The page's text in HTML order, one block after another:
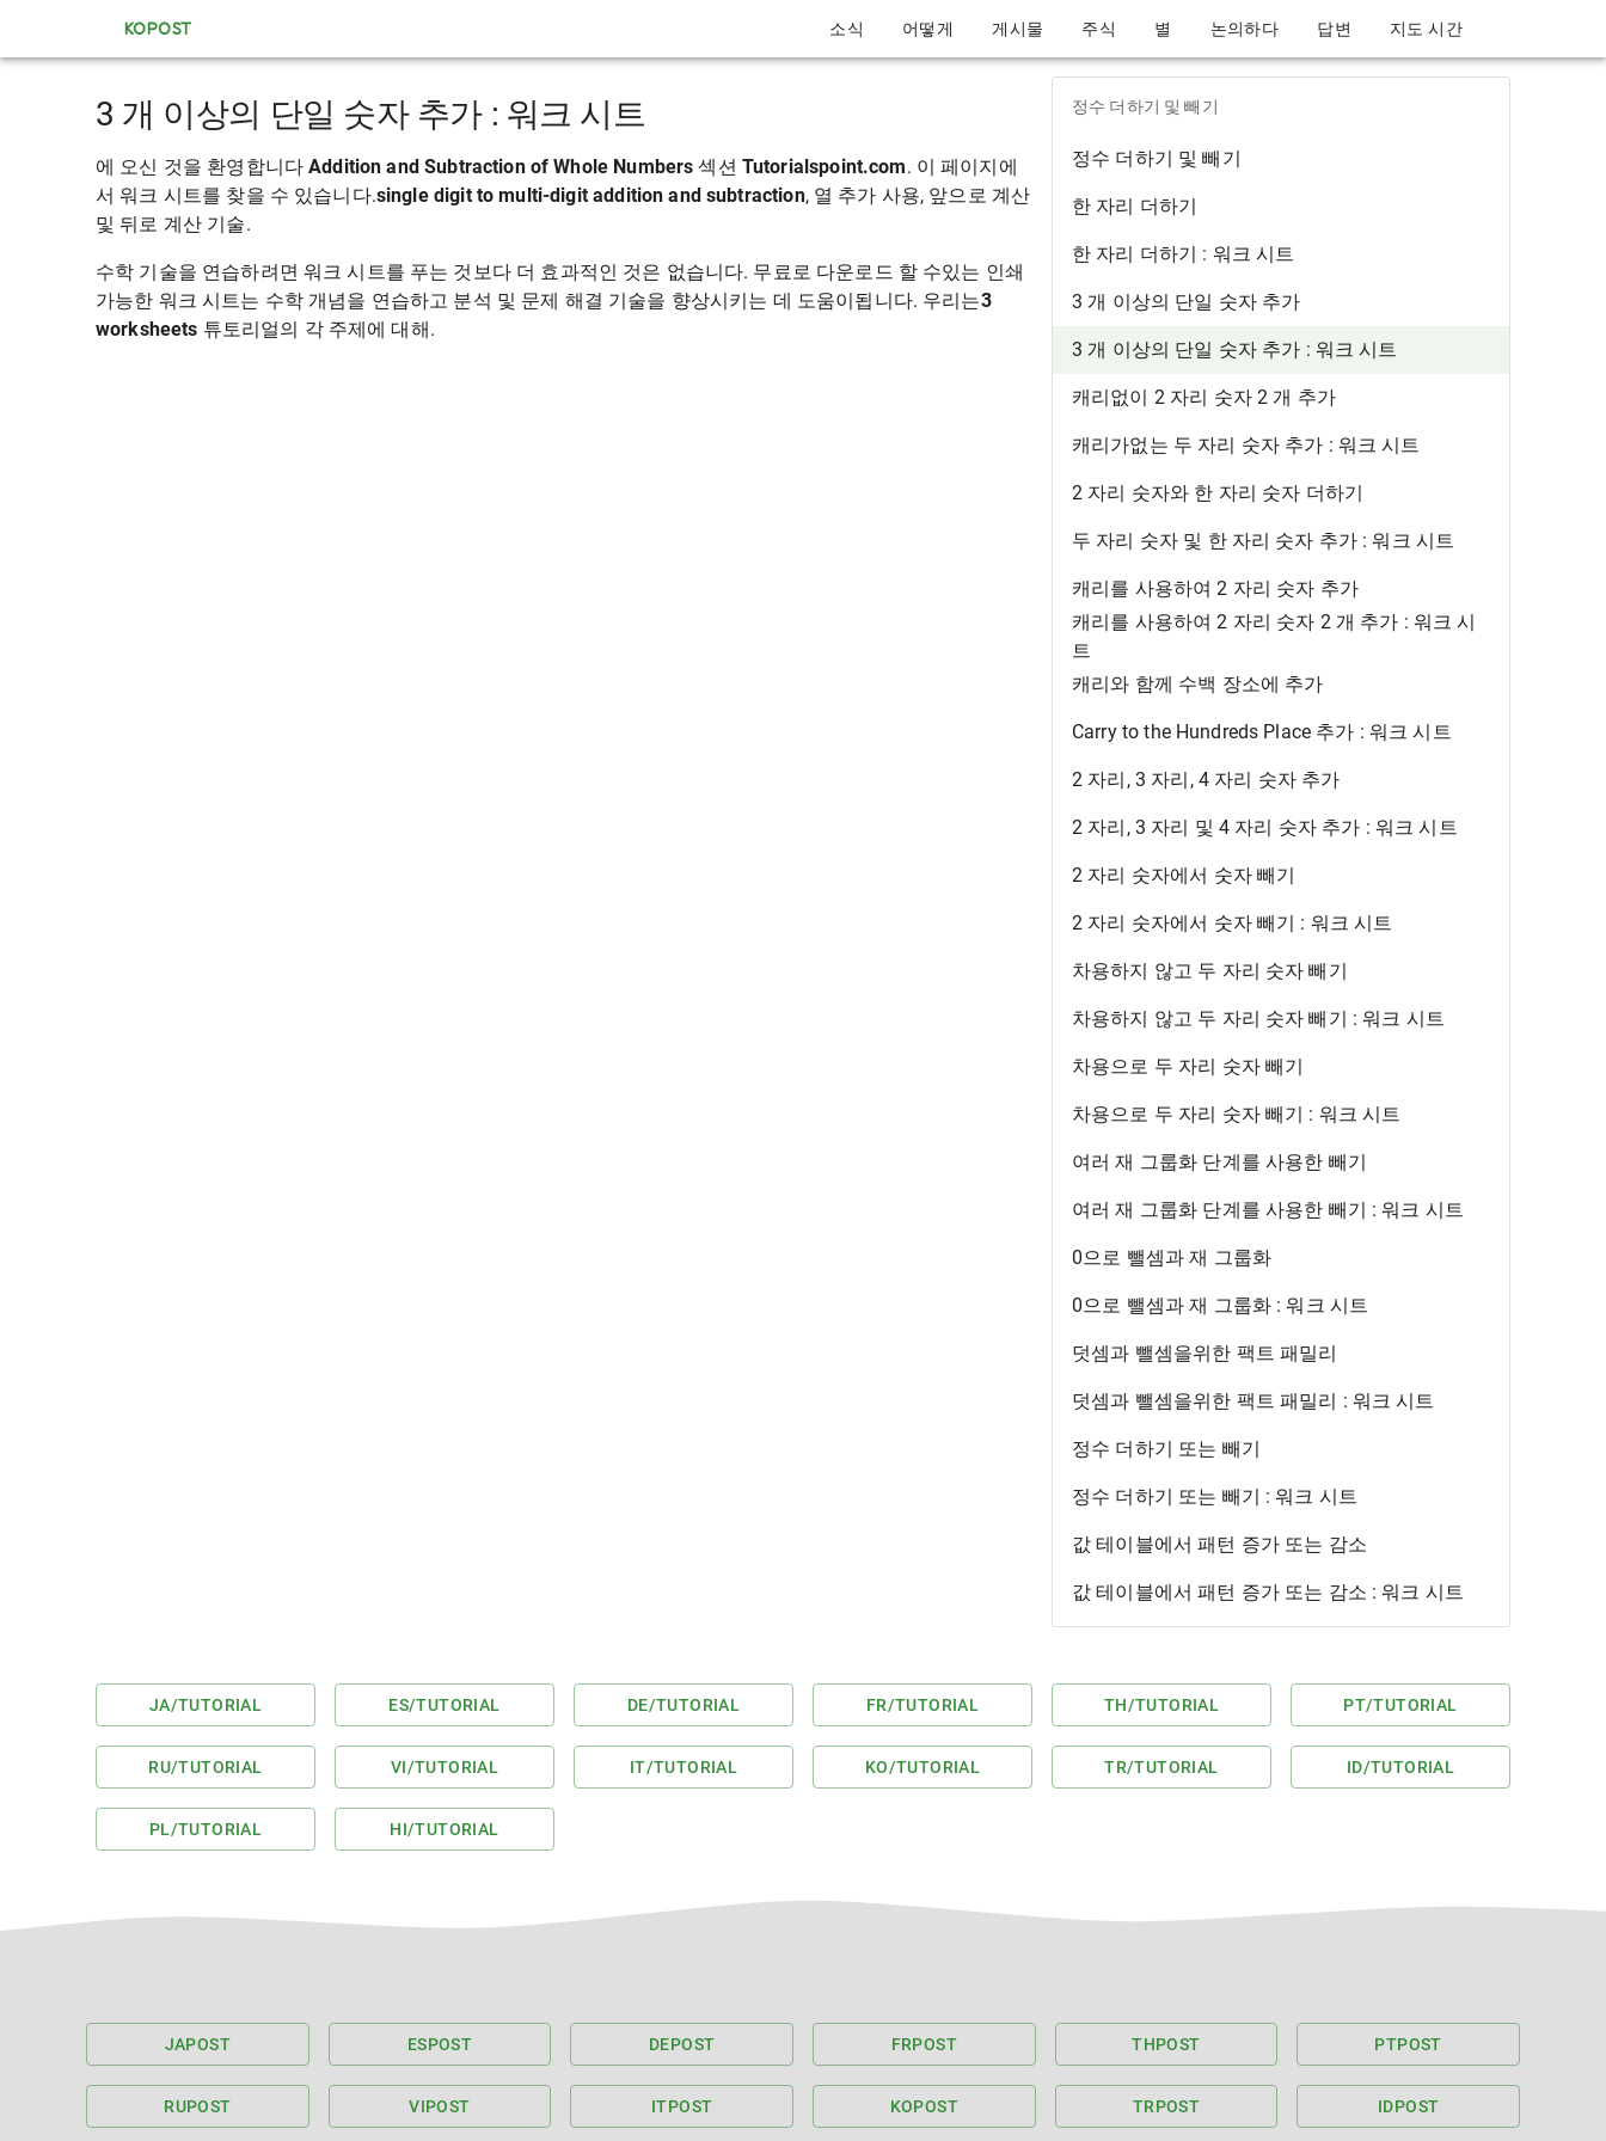
KOPOST 소식 어떻게 게시물 주식 별 논의하다 답변 지도 시간
3 개 이상의 단일 숫자 추가 : 워크 시트
에 오신 것을 환영합니다Addition and Subtraction of Whole Numbers 섹션 Tutorialspoint.com. 이 페이지에
서 워크 시트를 찾을 수 있습니다.single digit to multi-digit addition and subtraction, 열 추가 사용, 앞으로 계산
및 뒤로 계산 기술.
수학 기술을 연습하려면 워크 시트를 푸는 것보다 더 효과적인 것은 없습니다. 무료로 다운로드 할 수있는 인쇄
가능한 워크 시트는 수학 개념을 연습하고 분석 및 문제 해결 기술을 향상시키는 데 도움이됩니다. 우리는3
worksheets 튜토리얼의 각 주제에 대해.
정수 더하기 및 빼기
정수 더하기 및 빼기
한 자리 더하기
한 자리 더하기 : 워크 시트
3 개 이상의 단일 숫자 추가
3 개 이상의 단일 숫자 추가 : 워크 시트
캐리없이 2 자리 숫자 2 개 추가
캐리가없는 두 자리 숫자 추가 : 워크 시트
2 자리 숫자와 한 자리 숫자 더하기
두 자리 숫자 및 한 자리 숫자 추가 : 워크 시트
캐리를 사용하여 2 자리 숫자 추가
캐리를 사용하여 2 자리 숫자 2 개 추가 : 워크 시
트
캐리와 함께 수백 장소에 추가
Carry to the Hundreds Place 추가 : 워크 시트
2 자리, 3 자리, 4 자리 숫자 추가
2 자리, 3 자리 및 4 자리 숫자 추가 : 워크 시트
2 자리 숫자에서 숫자 빼기
2 자리 숫자에서 숫자 빼기 : 워크 시트
차용하지 않고 두 자리 숫자 빼기
차용하지 않고 두 자리 숫자 빼기 : 워크 시트
차용으로 두 자리 숫자 빼기
차용으로 두 자리 숫자 빼기 : 워크 시트
여러 재 그룹화 단계를 사용한 빼기
여러 재 그룹화 단계를 사용한 빼기 : 워크 시트
0으로 뺄셈과 재 그룹화
0으로 뺄셈과 재 그룹화 : 워크 시트
덧셈과 뺄셈을위한 팩트 패밀리
덧셈과 뺄셈을위한 팩트 패밀리 : 워크 시트
정수 더하기 또는 빼기
정수 더하기 또는 빼기 : 워크 시트
값 테이블에서 패턴 증가 또는 감소
값 테이블에서 패턴 증가 또는 감소 : 워크 시트
JA/TUTORIAL ES/TUTORIAL DE/TUTORIAL FR/TUTORIAL TH/TUTORIAL PT/TUTORIAL
RU/TUTORIAL VI/TUTORIAL IT/TUTORIAL KO/TUTORIAL TR/TUTORIAL ID/TUTORIAL
PL/TUTORIAL HI/TUTORIAL
JAPOST ESPOST DEPOST FRPOST THPOST PTPOST
RUPOST VIPOST ITPOST KOPOST TRPOST IDPOST